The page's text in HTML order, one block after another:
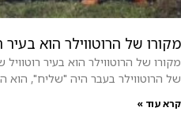
מקורו של הרוטווילר הוא בעיר
מקורו של הרוטווילר הוא בעיר
של הרוטווילר בעבר היה "שליח", הוא
קרא עוד »